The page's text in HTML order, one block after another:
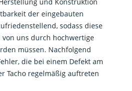
der eingebauten
sodass diese
uns durch hochwertige
müssen. Nachfolgend
die bei einem Defekt am
Tacho regelmäßig auftreten